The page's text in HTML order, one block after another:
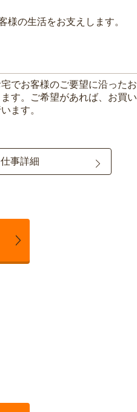
様の生活をお支えします。
でお客様のご要望に沿ったお
す。ご希望があれば、お買い
ます。
事詳細